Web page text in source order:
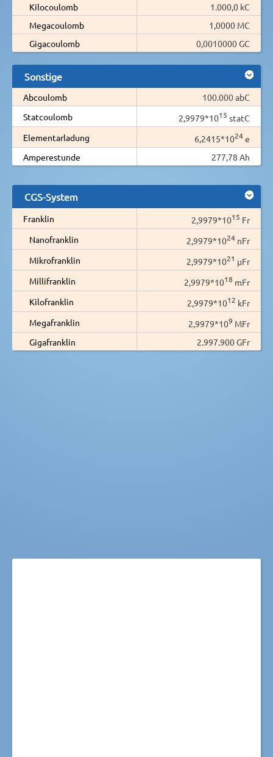
Kilocoulomb
1.000,0 kC
Megacoulomb
1,0000 MC
Gigacoulomb
0,0010000 GC
Sonstige
Abcoulomb
100.000 abC
Statcoulomb
2,9979*1015 statC
Elementarladung
6,2415*1024e
Amperestunde
277,78 Ah
CGS-System
Franklin 2,9979*1015 Fr
Nanofranklin
2,9979*1024 nFr
Mikrofranklin
2,9979*1021 µFr
Millifranklin
2,9979*1018 mFr
Kilofranklin
2,9979*1012 kFr
Megafranklin
2,9979*109 MFr
Gigafranklin
2.997.900 GFr